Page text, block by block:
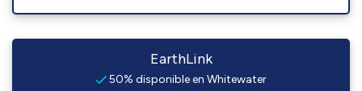
EarthLink
50% disponible en Whitewater